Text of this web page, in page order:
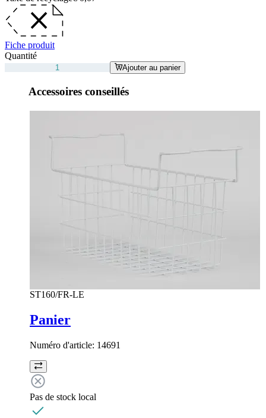
Fiche produit
Quantité
Ajouter au panier
Accessoires conseillés
ST160/FR-LE
Panier
Numéro d'article: 14691
Pas de stock local